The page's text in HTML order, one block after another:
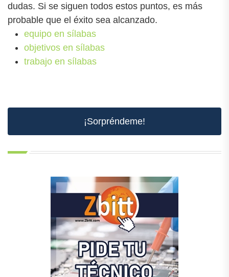
dudas. Si se siguen todos estos puntos, es más
probable que el éxito sea alcanzado.
equipo en sílabas
objetivos en sílabas
trabajo en sílabas
¡Sorpréndeme!